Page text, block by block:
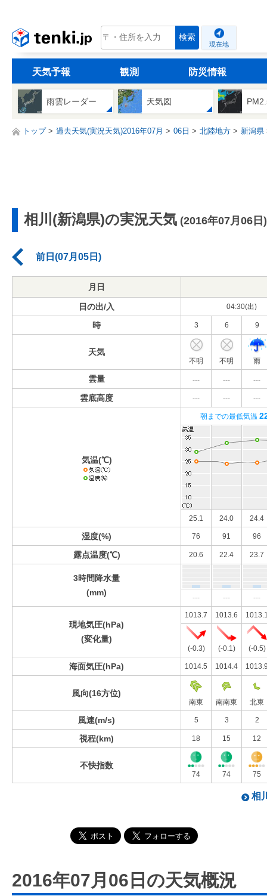
tenki.jp 検索
現在地
天気予報 観測 防災情報
雨雲レーダー 天気図
トップ 過去天気(実況天気)2016年07月 06日 北陸地方 新潟県
相川(新潟県)の実況天気 (2016年07月06日)
前日(07月05日)
月日
日の出/入 04:30(出)
時 3 6 9
天気
不明 不明 雨
雲量 --- --- ---
雲底高度 --- --- ---
気温(℃)
朝までの最低気温
25.1 24.0 24.4
湿度(%) 76 91 96
露点温度(℃) 20.6 22.4 23.7
3時間降水量
(mm)
--- --- ---
現地気圧(hPa)
(変化量)
1013.7 1013.6
(-0.3) (-0.1) (-0.5)
海面気圧(hPa) 1014.5 1014.4
風向(16方位)
南東 南南東 北東
風速(m/s) 5 3 2
視程(km) 18 15 12
不快指数
74 74 75
相
2016年07月06日の天気概況